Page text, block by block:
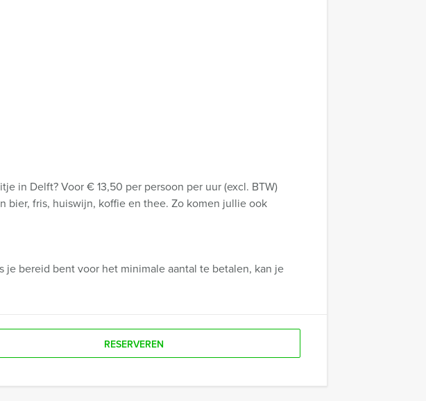
in Delft? Voor € 13,50 per persoon per uur (excl. BTW)
bier, fris, huiswijn, koffie en thee. Zo komen jullie ook
bereid bent voor het minimale aantal te betalen, kan je
RESERVEREN